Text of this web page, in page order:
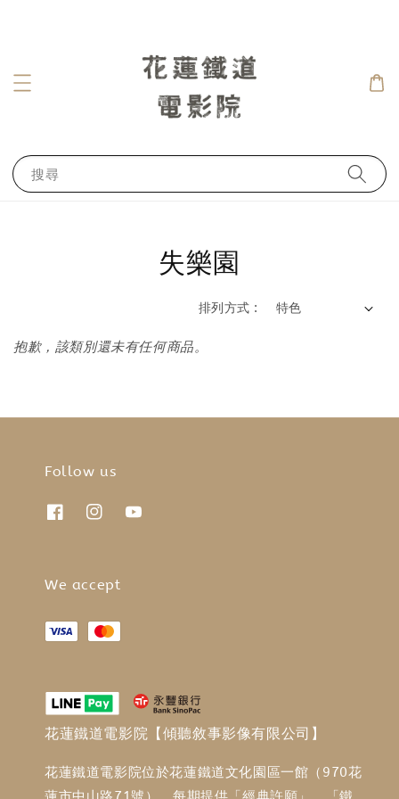
搜尋
失樂園
排列方式 :
抱歉，該類別還未有任何商品。
Follow us
We accept
花蓮鐵道電影院【傾聽敘事影像有限公司】
花蓮鐵道電影院位於花蓮鐵道文化園區一館（970花